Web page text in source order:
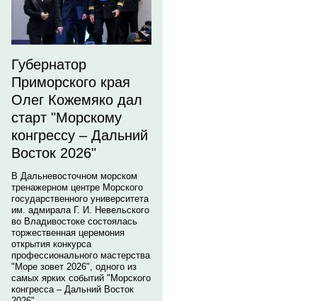
Губернатор
Приморского края
Олег Кожемяко дал
старт "Морскому
конгрессу – Дальний
Восток 2026"
В Дальневосточном морском
тренажерном центре Морского
государственного университета
им. адмирала Г. И. Невельского
во Владивостоке состоялась
торжественная церемония
открытия конкурса
профессионального мастерства
"Море зовет 2026", одного из
самых ярких событий "Морского
конгресса – Дальний Восток